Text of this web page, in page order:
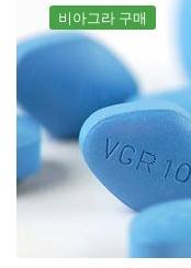
비아그라 구매